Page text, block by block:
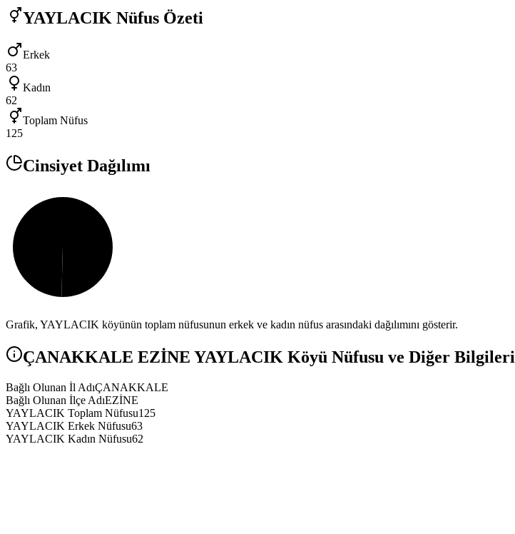
YAYLACIK Nüfus Özeti
Erkek
63
Kadın
62
Toplam Nüfus
125
Cinsiyet Dağılımı
Grafik, YAYLACIK köyünün toplam nüfusunun erkek ve kadın nüfus arasındaki dağılımını gösterir.
ÇANAKKALE EZİNE YAYLACIK Köyü Nüfusu ve Diğer Bilgileri
Bağlı Olunan İl AdıÇANAKKALE
Bağlı Olunan İlçe AdıEZİNE
YAYLACIK Toplam Nüfusu125
YAYLACIK Erkek Nüfusu63
YAYLACIK Kadın Nüfusu62